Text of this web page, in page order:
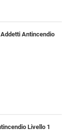
Antincendio
Livello 1